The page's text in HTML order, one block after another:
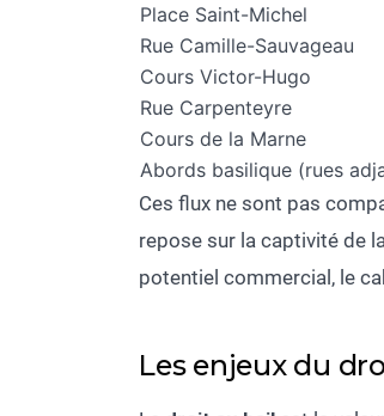
Place Saint-Michel
Rue Camille-Sauvageau
Cours Victor-Hugo
Rue Carpenteyre
Cours de la Marne
Abords basilique (rues
Ces flux ne sont pas
repose sur la captivité de
potentiel commercial, le
Les enjeux du